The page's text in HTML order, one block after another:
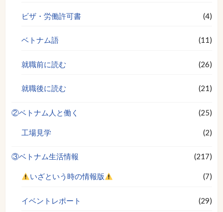
ビザ・労働許可書 (4)
ベトナム語 (11)
就職前に読む (26)
就職後に読む (21)
②ベトナム人と働く (25)
工場見学 (2)
③ベトナム生活情報 (217)
いざという時の情報版 (7)
イベントレポート (29)